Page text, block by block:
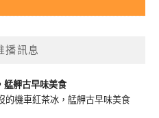
播訊息
艋舺古早味美食
的機車紅茶冰，艋舺古早味美食